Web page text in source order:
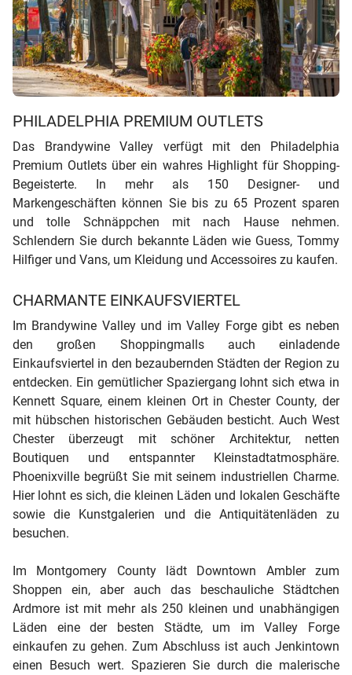
PHILADELPHIA PREMIUM OUTLETS
Das Brandywine Valley verfügt mit den Philadelphia
Premium Outlets über ein wahres Highlight für Shopping-
Begeisterte. In mehr als 150 Designer- und
Markengeschäften können Sie bis zu 65 Prozent sparen
und tolle Schnäppchen mit nach Hause nehmen.
Schlendern Sie durch bekannte Läden wie Guess, Tommy
Hilfiger und Vans, um Kleidung und Accessoires zu kaufen.
CHARMANTE EINKAUFSVIERTEL
Im Brandywine Valley und im Valley Forge gibt es neben
den großen Shoppingmalls auch einladende
Einkaufsviertel in den bezaubernden Städten der Region zu
entdecken. Ein gemütlicher Spaziergang lohnt sich etwa in
Kennett Square, einem kleinen Ort in Chester County, der
mit hübschen historischen Gebäuden besticht. Auch West
Chester überzeugt mit schöner Architektur, netten
Boutiquen und entspannter Kleinstadtatmosphäre.
Phoenixville begrüßt Sie mit seinem industriellen Charme.
Hier lohnt es sich, die kleinen Läden und lokalen Geschäfte
sowie die Kunstgalerien und die Antiquitätenläden zu
besuchen.
Im Montgomery County lädt Downtown Ambler zum
Shoppen ein, aber auch das beschauliche Städtchen
Ardmore ist mit mehr als 250 kleinen und unabhängigen
Läden eine der besten Städte, um im Valley Forge
einkaufen zu gehen. Zum Abschluss ist auch Jenkintown
einen Besuch wert. Spazieren Sie durch die malerische